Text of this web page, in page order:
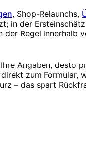
, Shop-Relaunchs,
in der
Regel innerhalb
Angaben, desto
zum Formular,
– das spart